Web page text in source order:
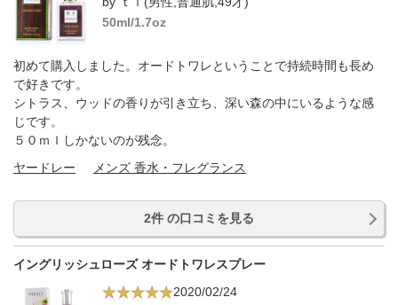
50ml/1.7oz
初めて購入しました。オードトワレということで持続時間も長め
で好きです。
シトラス、ウッドの香りが引き立ち、深い森の中にいるような感
じです。
５０ｍｌしかないのが残念。
ヤードレー
メンズ 香水・フレグランス
2件 の口コミを見る
イングリッシュローズ オードトワレスプレー
2020/02/24